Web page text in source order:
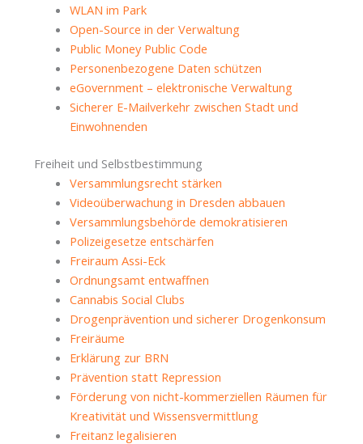
WLAN im Park
Open-Source in der Verwaltung
Public Money Public Code
Personenbezogene Daten schützen
eGovernment – elektronische Verwaltung
Sicherer E-Mailverkehr zwischen Stadt und
Einwohnenden
Freiheit und Selbstbestimmung
Versammlungsrecht stärken
Videoüberwachung in Dresden abbauen
Versammlungsbehörde demokratisieren
Polizeigesetze entschärfen
Freiraum Assi-Eck
Ordnungsamt entwaffnen
Cannabis Social Clubs
Drogenprävention und sicherer Drogenkonsum
Freiräume
Erklärung zur BRN
Prävention statt Repression
Förderung von nicht-kommerziellen Räumen für
Kreativität und Wissensvermittlung
Freitanz legalisieren